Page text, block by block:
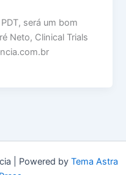
será um bom
Neto, Clinical Trials
| Powered by Tema Astra